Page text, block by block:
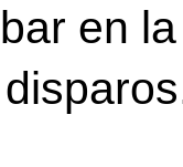
en